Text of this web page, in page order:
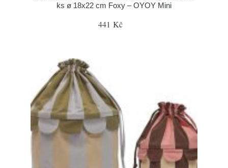
ks ø 18x22 cm Foxy – OYOY Mini
441 Kč